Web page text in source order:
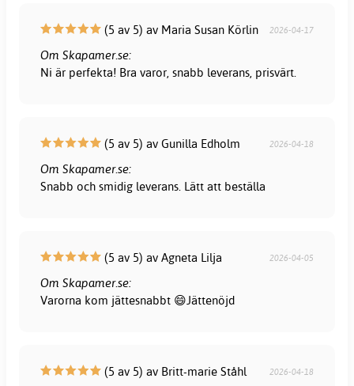
(5 av 5) av Maria Susan Körlin 2026-04-17
Om Skapamer.se:
Ni är perfekta! Bra varor, snabb leverans, prisvärt.
(5 av 5) av Gunilla Edholm 2026-04-18
Om Skapamer.se:
Snabb och smidig leverans. Lätt att beställa
(5 av 5) av Agneta Lilja 2026-04-05
Om Skapamer.se:
Varorna kom jättesnabbt 😄Jättenöjd
(5 av 5) av Britt-marie Ståhl 2026-04-18